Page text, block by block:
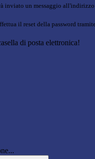
inviato un messaggio
il reset della password
di posta elettronica!